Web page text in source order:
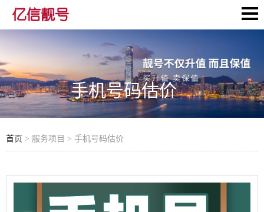
手机号码估价
首页 > 服务项目 > 手机号码估价